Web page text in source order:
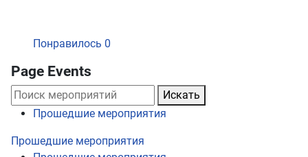
Понравилось 0
Page Events
Искать
Прошедшие мероприятия
Прошедшие мероприятия